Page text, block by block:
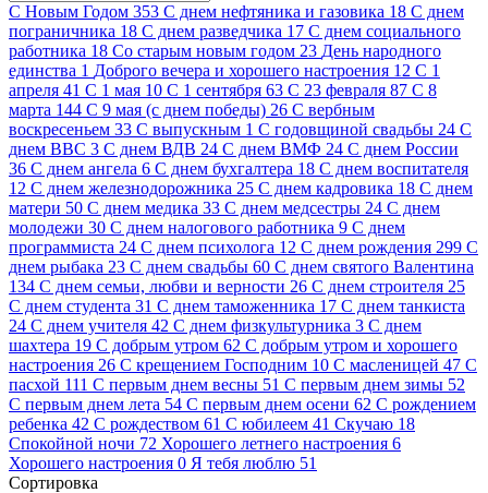
C Новым Годом 353 C днем нефтяника и газовика 18 C днем
пограничника 18 C днем разведчика 17 C днем социального
работника 18 Cо старым новым годом 23 День народного
единства 1 Доброго вечера и хорошего настроения 12 С 1
апреля 41 С 1 мая 10 С 1 сентября 63 С 23 февраля 87 С 8
марта 144 С 9 мая (с днем победы) 26 С вербным
воскресеньем 33 С выпускным 1 С годовщиной свадьбы 24 С
днем ВВС 3 С днем ВДВ 24 С днем ВМФ 24 С днем России
36 С днем ангела 6 С днем бухгалтера 18 С днем воспитателя
12 С днем железнодорожника 25 С днем кадровика 18 С днем
матери 50 С днем медика 33 С днем медсестры 24 С днем
молодежи 30 С днем налогового работника 9 С днем
программиста 24 С днем психолога 12 С днем рождения 299 С
днем рыбака 23 С днем свадьбы 60 С днем святого Валентина
134 С днем семьи, любви и верности 26 С днем строителя 25
С днем студента 31 С днем таможенника 17 С днем танкиста
24 С днем учителя 42 С днем физкультурника 3 С днем
шахтера 19 С добрым утром 62 С добрым утром и хорошего
настроения 26 С крещением Господним 10 С масленицей 47 С
пасхой 111 С первым днем весны 51 С первым днем зимы 52
С первым днем лета 54 С первым днем осени 62 С рождением
ребенка 42 С рождеством 61 С юбилеем 41 Скучаю 18
Спокойной ночи 72 Хорошего летнего настроения 6
Хорошего настроения 0 Я тебя люблю 51
Сортировка